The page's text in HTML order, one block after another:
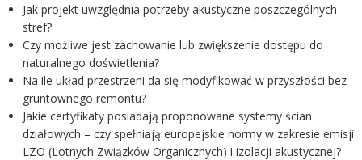
Jak projekt uwzględnia potrzeby akustyczne poszczególnych
stref?
Czy możliwe jest zachowanie lub zwiększenie dostępu do
naturalnego doświetlenia?
Na ile układ przestrzeni da się modyfikować w przyszłości bez
gruntownego remontu?
Jakie certyfikaty posiadają proponowane systemy ścian
działowych – czy spełniają europejskie normy w zakresie emisji
LZO (Lotnych Związków Organicznych) i izolacji akustycznej?